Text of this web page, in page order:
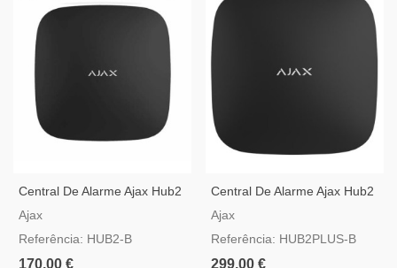
Central De Alarme Ajax Hub2
Preta Compatível Com Video
Ajax
Referência: HUB2-B
170,00 €
Central De Alarme Ajax Hub2
Plus Preta Com GSM, 3G,
Ajax
Referência: HUB2PLUS-B
299,00 €